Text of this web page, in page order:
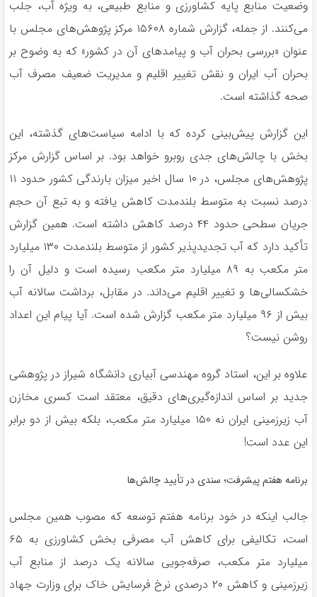
وضعیت منابع پایه کشاورزی و منابع طبیعی، به ویژه آب، جلب
می‌کنند. از جمله، گزارش شماره ۱۵۶۰۸ مرکز پژوهش‌های مجلس با
عنوان «بررسی بحران آب و پیامدهای آن در کشور» که به وضوح بر
بحران آب ایران و نقش تغییر اقلیم و مدیریت ضعیف مصرف آب
صحه گذاشته است.
این گزارش پیش‌بینی کرده که با ادامه سیاست‌های گذشته، این
بخش با چالش‌های جدی روبرو خواهد بود. بر اساس گزارش مرکز
پژوهش‌های مجلس، در ۱۰ سال اخیر میزان بارندگی کشور حدود ۱۱
درصد نسبت به متوسط بلندمدت کاهش یافته و به تبع آن حجم
جریان سطحی حدود ۴۴ درصد کاهش داشته است. همین گزارش
تأکید دارد که آب تجدیدپذیر کشور از متوسط بلندمدت ۱۳۰ میلیارد
متر مکعب به ۸۹ میلیارد متر مکعب رسیده است و دلیل آن را
خشکسالی‌ها و تغییر اقلیم می‌داند. در مقابل، برداشت سالانه آب
بیش از ۹۶ میلیارد متر مکعب گزارش شده است. آیا پیام این اعداد
روشن نیست؟
علاوه بر این، استاد گروه مهندسی آبیاری دانشگاه شیراز در پژوهشی
جدید بر اساس اندازه‌گیری‌های دقیق، معتقد است کسری مخازن
آب زیرزمینی ایران نه ۱۵۰ میلیارد متر مکعب، بلکه بیش از دو برابر
این عدد است!
برنامه هفتم پیشرفت؛ سندی در تأیید چالش‌ها
جالب اینکه در خود برنامه هفتم توسعه که مصوب همین مجلس
است، تکالیفی برای کاهش آب مصرفی بخش کشاورزی به ۶۵
میلیارد متر مکعب، صرفه‌جویی سالانه یک درصد از منابع آب
زیرزمینی و کاهش ۲۰ درصدی نرخ فرسایش خاک برای وزارت جهاد